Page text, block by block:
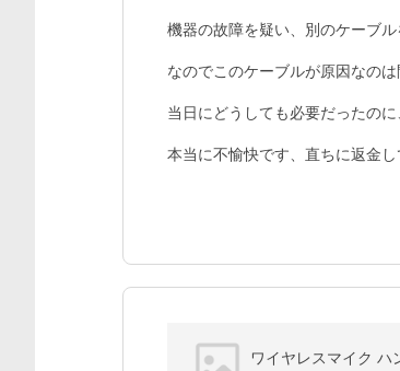
機器の故障を疑い、別のケーブ
なのでこのケーブルが原因なの
当日にどうしても必要だったの
本当に不愉快です、直ちに返金
ワイヤレスマイク ハ